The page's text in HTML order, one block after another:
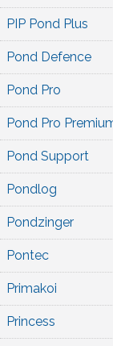
PIP Pond Plus
Pond Defence
Pond Pro
Pond Pro
Pond Support
Pondlog
Pondzinger
Pontec
Primakoi
Princess